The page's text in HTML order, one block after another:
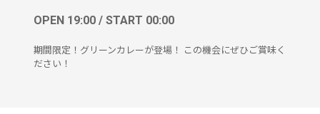
OPEN 19:00 / START 00:00
期間限定！グリーンカレーが登場！ この機会にぜひご賞味く
ださい！